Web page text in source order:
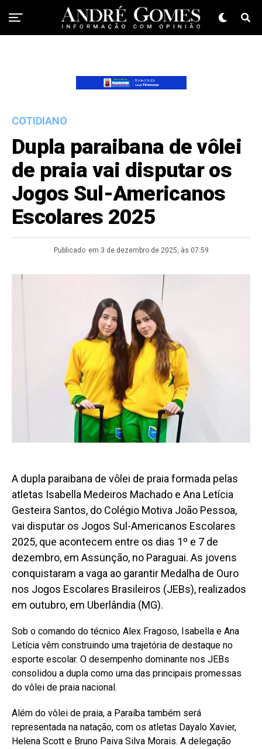
COTIDIANO
Dupla paraibana de vôlei
de praia vai disputar os
Jogos Sul-Americanos
Escolares 2025
Publicado em 3 de dezembro de 2025, às 07:59
A dupla paraibana de vôlei de praia formada pelas
atletas Isabella Medeiros Machado e Ana Letícia
Gesteira Santos, do Colégio Motiva João Pessoa,
vai disputar os Jogos Sul-Americanos Escolares
2025, que acontecem entre os dias 1º e 7 de
dezembro, em Assunção, no Paraguai. As jovens
conquistaram a vaga ao garantir Medalha de Ouro
nos Jogos Escolares Brasileiros (JEBs), realizados
em outubro, em Uberlândia (MG).
Sob o comando do técnico Alex Fragoso, Isabella e Ana
Letícia vêm construindo uma trajetória de destaque no
esporte escolar. O desempenho dominante nos JEBs
consolidou a dupla como uma das principais promessas
do vôlei de praia nacional.
Além do vôlei de praia, a Paraíba também será
representada na natação, com os atletas Dayalo Xavier,
Helena Scott e Bruno Paiva Silva Morais. A delegação